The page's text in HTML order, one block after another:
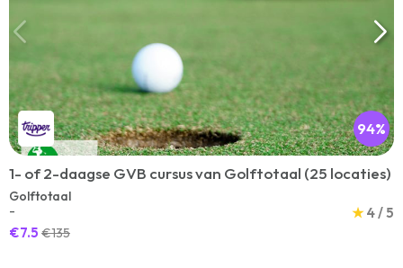
94%
1- of 2-daagse GVB cursus van Golftotaal (25 locaties)
Golftotaal
-
★ 4 / 5
€7.5 €135